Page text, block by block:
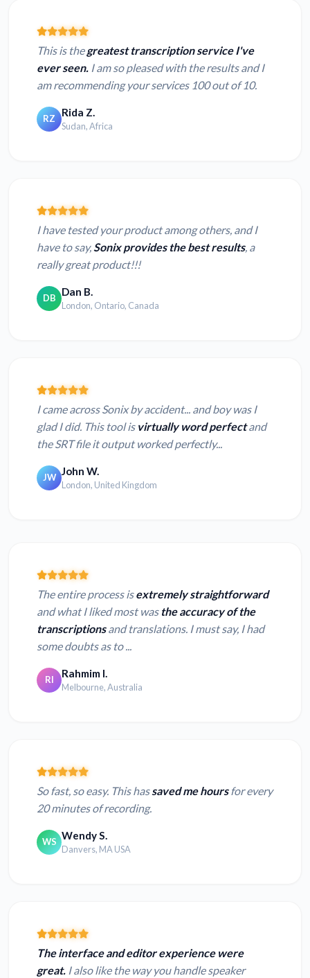
This is thegreatest transcription service I've
ever seen. I am so pleased with the results and I
am recommending your services 100 out of 10.
RZ Rida Z.
Sudan, Africa
I have tested your product among others, and I
have to say,Sonix provides the best results, a
really great product!!!
DB Dan B.
London, Ontario, Canada
I came across Sonix by accident... and boy was I
glad I did. This tool is virtually word perfectand
the SRT file it output worked perfectly...
JW John W.
London, United Kingdom
The entire process isextremely straightforward
and what I liked most was the accuracy of the
transcriptionsand translations. I must say, I had
some doubts as to ...
RI Rahmim I.
Melbourne, Australia
So fast, so easy. This hassaved me hoursfor every
20 minutes of recording.
WS Wendy S.
Danvers, MA USA
The interface and editor experience were
great. I also like the way you handle speaker